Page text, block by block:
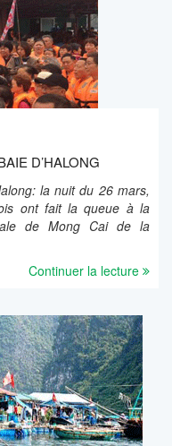
D’HALONG
la nuit du 26 mars,
ont fait la queue à la
de Mong Cai de la
Continuer la lecture